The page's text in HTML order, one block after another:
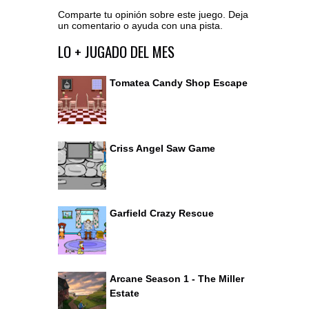
Comparte tu opinión sobre este juego. Deja
un comentario o ayuda con una pista.
Ir al editor de comentarios
LO + JUGADO DEL MES
Tomatea Candy Shop Escape
Criss Angel Saw Game
Garfield Crazy Rescue
Arcane Season 1 - The Miller
Estate